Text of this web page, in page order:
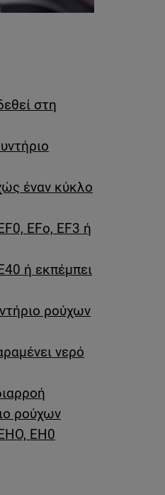
στη
έναν κύκλο
EFo, EF3 ή
ή εκπέμπει
ρούχων
νερό
ρούχων
EH0